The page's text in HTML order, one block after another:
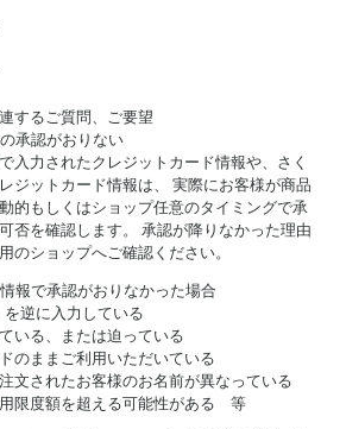
するご質問、ご要望
承認がおりない
入力されたクレジットカード情報や、さく
ジットカード情報は、 実際にお客様が商品
的もしくはショップ任意のタイミングで承
否を確認します。 承認が降りなかった理由
のショップへご確認ください。
報で承認がおりなかった場合
逆に入力している
いる、または迫っている
のままご利用いただいている
文されたお客様のお名前が異なっている
限度額を超える可能性がある 等